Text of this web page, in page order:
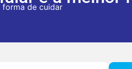
forma de cuidar